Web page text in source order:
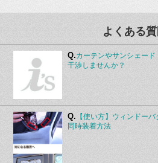
よくある
Q.カーテンやサンシェー
干渉しませんか？
Q. 【使い方】ウィンドー
同時装着方法